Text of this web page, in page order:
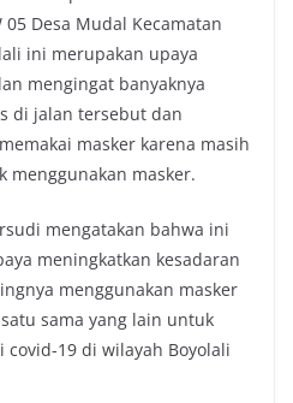
05 Desa Mudal Kecamatan
ini merupakan upaya
mengingat banyaknya
di jalan tersebut dan
masker karena masih
menggunakan masker.
mengatakan bahwa ini
meningkatkan kesadaran
menggunakan masker
sama yang lain untuk
19 di wilayah Boyolali